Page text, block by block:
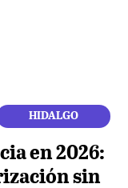
HIDALGO
en 2026:
sin